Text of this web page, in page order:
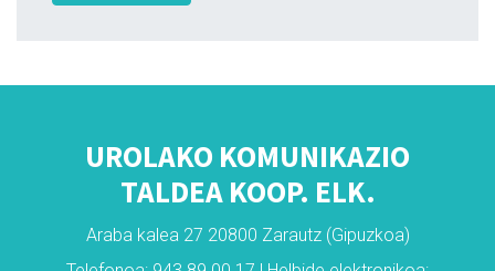
UROLAKO KOMUNIKAZIO
TALDEA KOOP. ELK.
Araba kalea 27 20800 Zarautz (Gipuzkoa)